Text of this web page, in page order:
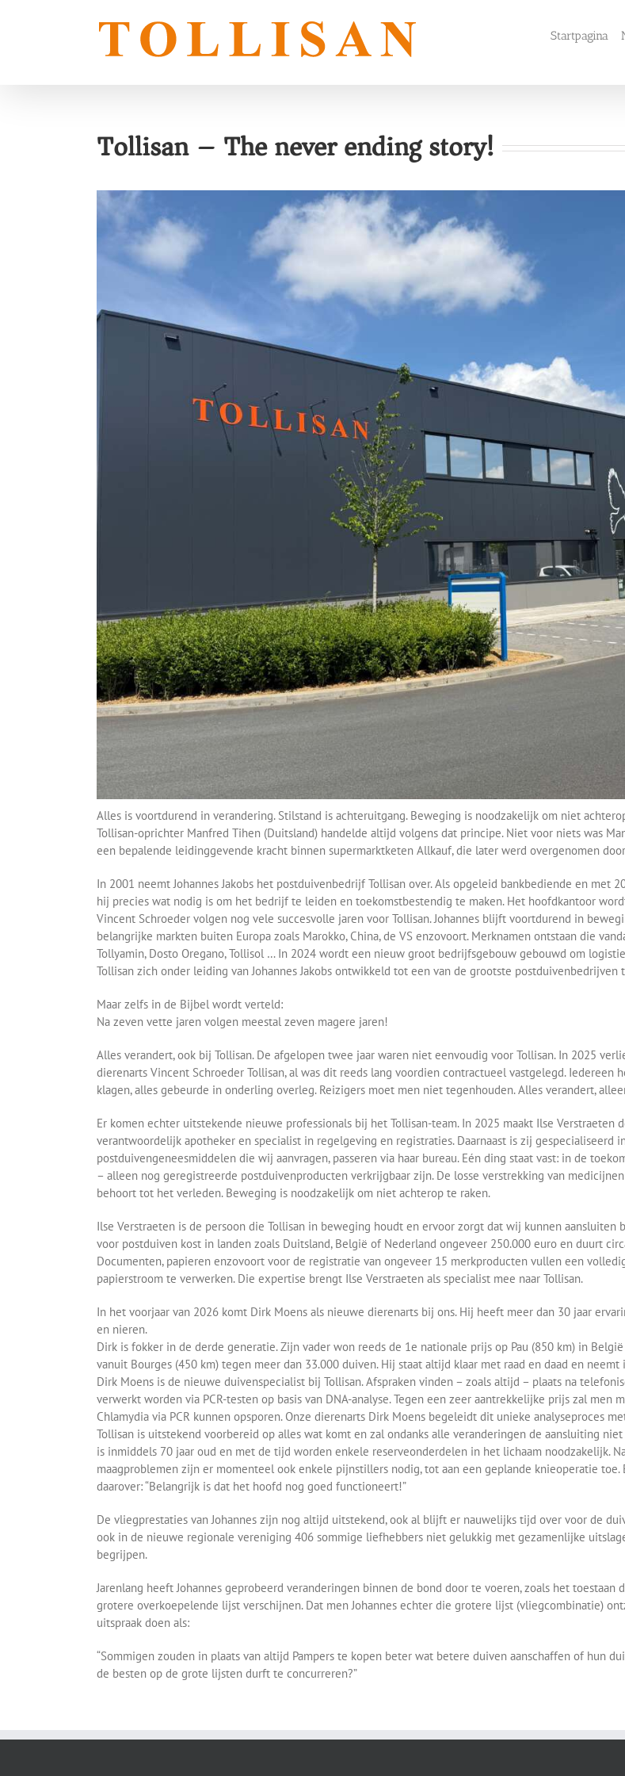
Startpagina
Tollisan – The never ending story!
Alles is voortdurend in verandering. Stilstand is achteruitgang. Beweging is noodzakelijk om niet
Tollisan-oprichter Manfred Tihen (Duitsland) handelde altijd volgens dat principe. Niet voor niets was
een bepalende leidinggevende kracht binnen supermarktketen Allkauf, die later werd overgenomen
In 2001 neemt Johannes Jakobs het postduivenbedrijf Tollisan over. Als opgeleid bankbediende en
hij precies wat nodig is om het bedrijf te leiden en toekomstbestendig te maken. Het hoofdkantoor
Vincent Schroeder volgen nog vele succesvolle jaren voor Tollisan. Johannes blijft voortdurend in
belangrijke markten buiten Europa zoals Marokko, China, de VS enzovoort. Merknamen ontstaan die
Tollyamin, Dosto Oregano, Tollisol … In 2024 wordt een nieuw groot bedrijfsgebouw gebouwd om
Tollisan zich onder leiding van Johannes Jakobs ontwikkeld tot een van de grootste postduivenbedrijven
Maar zelfs in de Bijbel wordt verteld:
Na zeven vette jaren volgen meestal zeven magere jaren!
Alles verandert, ook bij Tollisan. De afgelopen twee jaar waren niet eenvoudig voor Tollisan. In 2025
dierenarts Vincent Schroeder Tollisan, al was dit reeds lang voordien contractueel vastgelegd.
klagen, alles gebeurde in onderling overleg. Reizigers moet men niet tegenhouden. Alles verandert,
Er komen echter uitstekende nieuwe professionals bij het Tollisan-team. In 2025 maakt Ilse Verstraeten
verantwoordelijk apotheker en specialist in regelgeving en registraties. Daarnaast is zij
postduivengeneesmiddelen die wij aanvragen, passeren via haar bureau. Eén ding staat vast: in de
– alleen nog geregistreerde postduivenproducten verkrijgbaar zijn. De losse verstrekking van
behoort tot het verleden. Beweging is noodzakelijk om niet achterop te raken.
Ilse Verstraeten is de persoon die Tollisan in beweging houdt en ervoor zorgt dat wij kunnen
voor postduiven kost in landen zoals Duitsland, België of Nederland ongeveer 250.000 euro en duurt
Documenten, papieren enzovoort voor de registratie van ongeveer 15 merkproducten vullen een
papierstroom te verwerken. Die expertise brengt Ilse Verstraeten als specialist mee naar Tollisan.
In het voorjaar van 2026 komt Dirk Moens als nieuwe dierenarts bij ons. Hij heeft meer dan 30 jaar
en nieren.
Dirk is fokker in de derde generatie. Zijn vader won reeds de 1e nationale prijs op Pau (850 km) in
vanuit Bourges (450 km) tegen meer dan 33.000 duiven. Hij staat altijd klaar met raad en daad en
Dirk Moens is de nieuwe duivenspecialist bij Tollisan. Afspraken vinden – zoals altijd – plaats na
verwerkt worden via PCR-testen op basis van DNA-analyse. Tegen een zeer aantrekkelijke prijs zal men
Chlamydia via PCR kunnen opsporen. Onze dierenarts Dirk Moens begeleidt dit unieke analyseproces
Tollisan is uitstekend voorbereid op alles wat komt en zal ondanks alle veranderingen de aansluiting
is inmiddels 70 jaar oud en met de tijd worden enkele reserveonderdelen in het lichaam noodzakelijk.
maagproblemen zijn er momenteel ook enkele pijnstillers nodig, tot aan een geplande knieoperatie toe.
daarover: “Belangrijk is dat het hoofd nog goed functioneert!”
De vliegprestaties van Johannes zijn nog altijd uitstekend, ook al blijft er nauwelijks tijd over voor de
ook in de nieuwe regionale vereniging 406 sommige liefhebbers niet gelukkig met gezamenlijke
begrijpen.
Jarenlang heeft Johannes geprobeerd veranderingen binnen de bond door te voeren, zoals het
grotere overkoepelende lijst verschijnen. Dat men Johannes echter die grotere lijst (vliegcombinatie)
uitspraak doen als:
“Sommigen zouden in plaats van altijd Pampers te kopen beter wat betere duiven aanschaffen of hun
de besten op de grote lijsten durft te concurreren?”